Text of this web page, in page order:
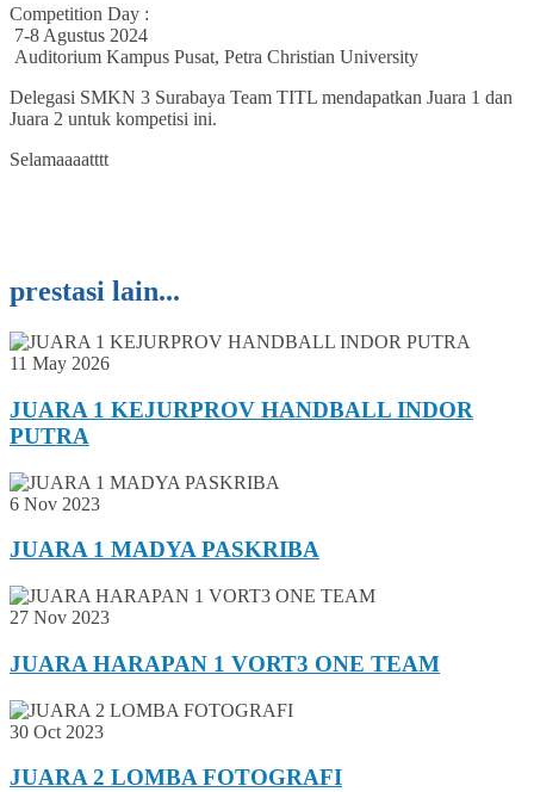
Competition Day :
7-8 Agustus 2024
Auditorium Kampus Pusat, Petra Christian University
Delegasi SMKN 3 Surabaya Team TITL mendapatkan Juara 1 dan
Juara 2 untuk kompetisi ini.
Selamaaaatttt
prestasi lain...
11 May 2026
JUARA 1 KEJURPROV HANDBALL INDOR
PUTRA
6 Nov 2023
JUARA 1 MADYA PASKRIBA
27 Nov 2023
JUARA HARAPAN 1 VORT3 ONE TEAM
30 Oct 2023
JUARA 2 LOMBA FOTOGRAFI